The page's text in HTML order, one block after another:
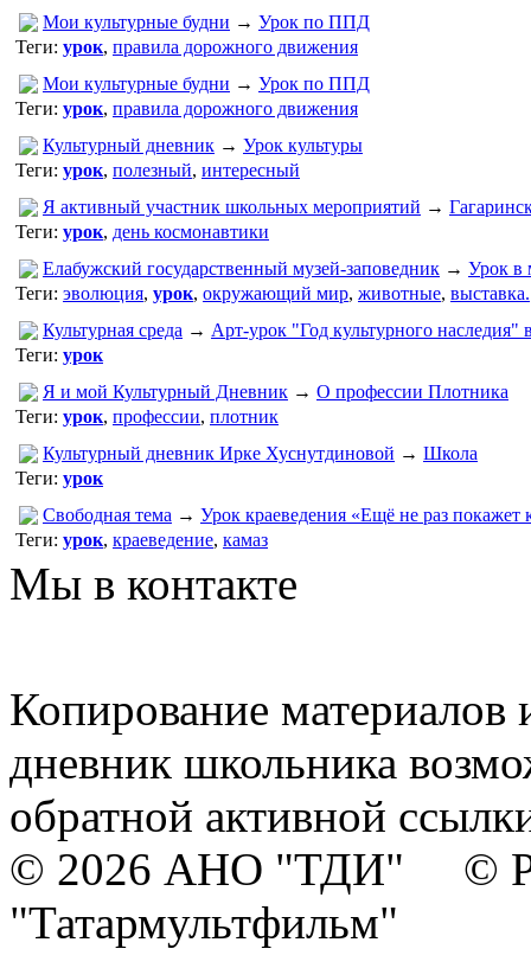
Мои культурные будни → Урок по ППД
Теги: урок, правила дорожного движения
Мои культурные будни → Урок по ППД
Теги: урок, правила дорожного движения
Культурный дневник → Урок культуры
Теги: урок, полезный, интересный
Я активный участник школьных мероприятий →
Теги: урок, день космонавтики
Елабужский государственный музей-заповедник → Урок в
Теги: эволюция, урок, окружающий мир, животные, выставка.
Культурная среда → Арт-урок "Год культурного наследия"
Теги: урок
Я и мой Культурный Дневник → О профессии Плотника
Теги: урок, профессии, плотник
Культурный дневник Ирке Хуснутдиновой → Школа
Теги: урок
Свободная тема → Урок краеведения «Ещё не раз
Теги: урок, краеведение, камаз
Мы в контакте
Копирование материалов
дневник школьника
обратной активной
© 2026 АНО "ТДИ" ©
"Татармультфильм"